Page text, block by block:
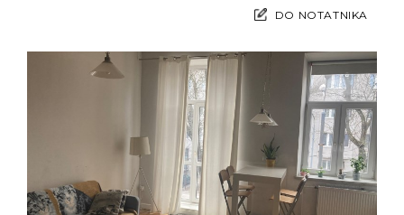
DO NOTATNIKA